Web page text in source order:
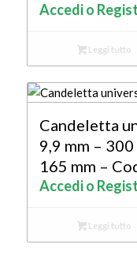
Accedi o
Leggi tutto
Candeletta
9,9 mm –
165 mm –
Accedi o
Leggi tutto